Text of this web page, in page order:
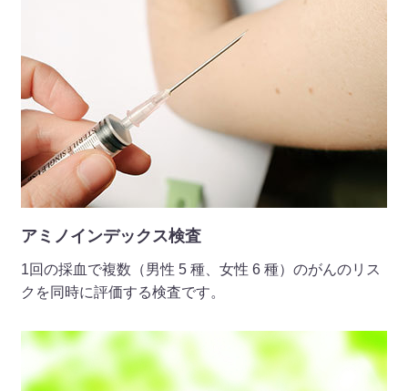
広報誌2026年3月号を掲載しました。（詳細はこちら）
2026 年 02 月 02 日
地域の皆様へ
広報誌2026年2月号を掲載しました。（詳細はこちら）
2026 年 01 月 27 日
お知らせ
26日（月）より、一部の制限はございますが、面会を再開さ
せていただきます。（詳細はこちら）
2026 年 01 月 13 日
お知らせ
アミノインデックス検査
1回の採血で複数（男性 5 種、女性 6 種）のがんのリス
クを同時に評価する検査です。